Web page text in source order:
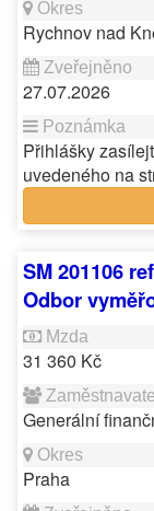
Rychnov nad
27.07.2026
Přihlášky
uvedeného na
SM 201106
Odbor
31 360 Kč
Generální
Praha